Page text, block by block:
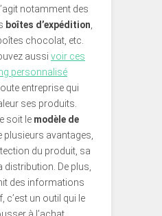
notamment des
boîtes d’expédition
chocolat, etc.
aussi voir ces
personnalisé
entreprise qui
ses produits.
soit le modèle de
plusieurs avantages,
du produit, sa
De plus,
des informations
c’est un outil qui le